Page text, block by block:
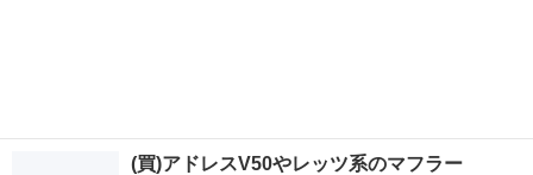
(買)アドレスV50やレッツ系のマフラー